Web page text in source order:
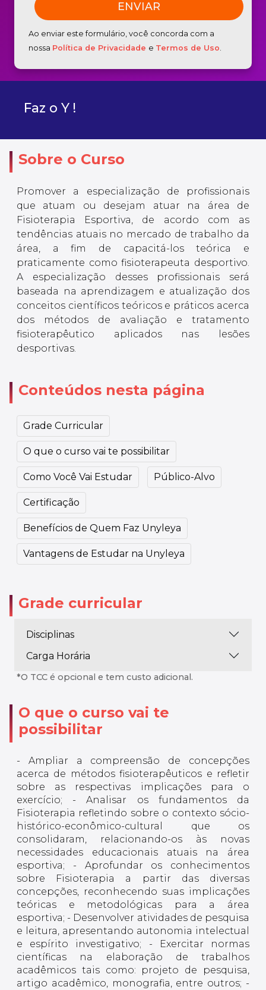
Ao enviar este formulário, você concorda com a
nossa Política de Privacidade e Termos de Uso.
Faz o Y !
Sobre o Curso
Promover a especialização de profissionais
que atuam ou desejam atuar na área de
Fisioterapia Esportiva, de acordo com as
tendências atuais no mercado de trabalho da
área, a fim de capacitá-los teórica e
praticamente como fisioterapeuta desportivo.
A especialização desses profissionais será
baseada na aprendizagem e atualização dos
conceitos científicos teóricos e práticos acerca
dos métodos de avaliação e tratamento
fisioterapêutico aplicados nas lesões
desportivas.
Conteúdos nesta página
Grade Curricular
O que o curso vai te possibilitar
Como Você Vai Estudar Público-Alvo
Certificação
Benefícios de Quem Faz Unyleya
Vantagens de Estudar na Unyleya
Grade curricular
Disciplinas
Carga Horária
*O TCC é opcional e tem custo adicional.
O que o curso vai te
possibilitar
- Ampliar a compreensão de concepções
acerca de métodos fisioterapêuticos e refletir
sobre as respectivas implicações para o
exercício; - Analisar os fundamentos da
Fisioterapia refletindo sobre o contexto sócio-
histórico-econômico-cultural que os
consolidaram, relacionando-os às novas
necessidades educacionais atuais na área
esportiva; - Aprofundar os conhecimentos
sobre Fisioterapia a partir das diversas
concepções, reconhecendo suas implicações
teóricas e metodológicas para a área
esportiva; - Desenvolver atividades de pesquisa
e leitura, apresentando autonomia intelectual
e espírito investigativo; - Exercitar normas
científicas na elaboração de trabalhos
acadêmicos tais como: projeto de pesquisa,
artigo acadêmico, monografia, entre outros; -